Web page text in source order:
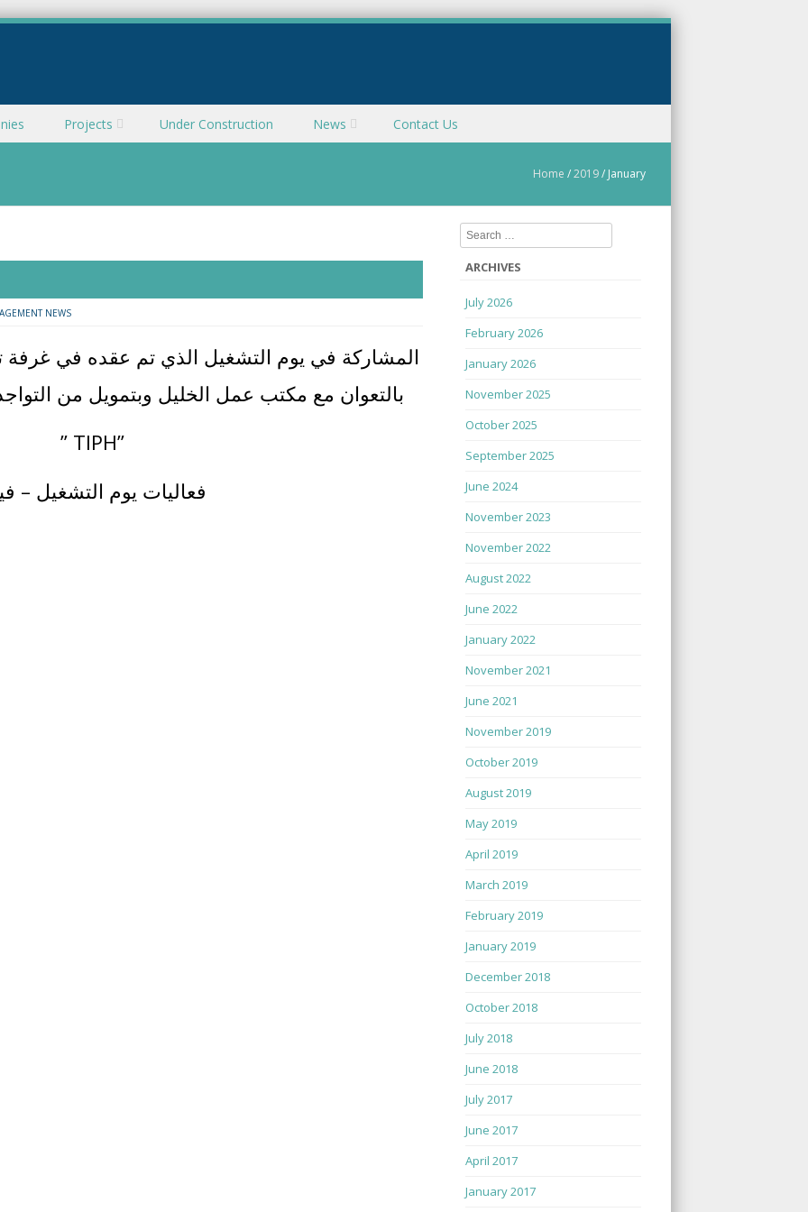
Projects Under Construction News Contact Us
Home /2019/ January
NEWS
المشاركة في يوم التشغيل الذي تم عقده في غرفة
بالتعوان مع مكتب عمل الخليل وبتمويل من
” TIPH”
فعاليات يوم التشغيل –
Search
ARCHIVES
July 2026
February 2026
January 2026
November 2025
October 2025
September 2025
June 2024
November 2023
November 2022
August 2022
June 2022
January 2022
November 2021
June 2021
November 2019
October 2019
August 2019
May 2019
April 2019
March 2019
February 2019
January 2019
December 2018
October 2018
July 2018
June 2018
July 2017
June 2017
April 2017
January 2017